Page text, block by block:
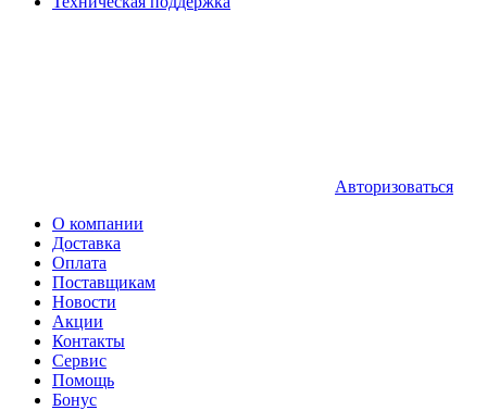
Авторизоваться
О компании
Доставка
Оплата
Поставщикам
Новости
Акции
Контакты
Сервис
Помощь
Бонус